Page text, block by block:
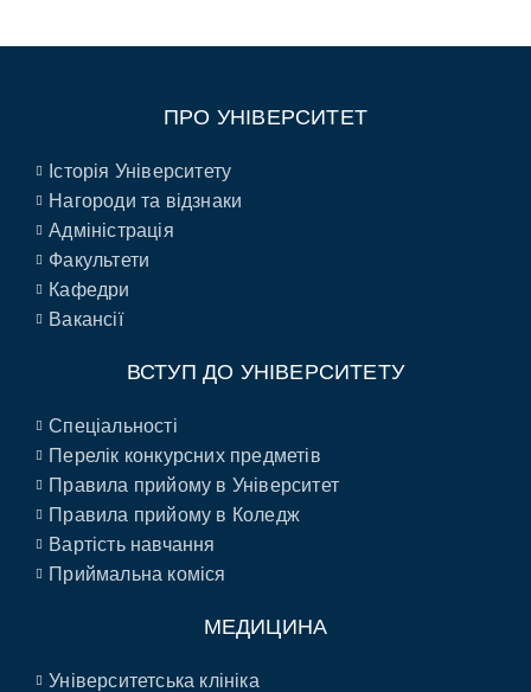
ПРО УНІВЕРСИТЕТ
Історія Університету
Нагороди та відзнаки
Адміністрація
Факультети
Кафедри
Вакансії
ВСТУП ДО УНІВЕРСИТЕТУ
Спеціальності
Перелік конкурсних предметів
Правила прийому в Університет
Правила прийому в Коледж
Вартість навчання
Приймальна коміся
МЕДИЦИНА
Університетська клініка